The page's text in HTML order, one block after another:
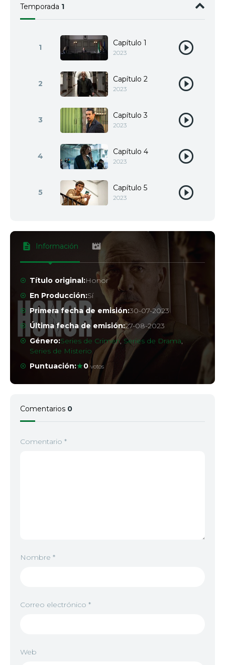
Temporada 1
1 Capítulo 1
2023
2 Capítulo 2
2023
3 Capítulo 3
2023
4 Capítulo 4
2023
5 Capítulo 5
2023
Información
Título original:Honor
En Producción:Sí
Primera fecha de emisión:30-07-2023
Última fecha de emisión:27-08-2023
Género:Series de Crimen, Series de Drama,
Series de Misterio
Puntuación:
0 votos
Comentarios 0
Comentario *
Nombre *
Correo electrónico *
Web